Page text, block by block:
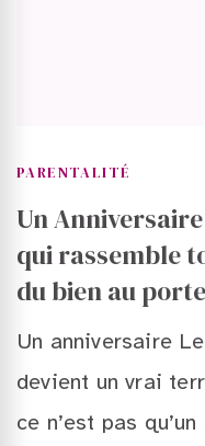
PARENTALITÉ
Un
qui rassemble
du bien au
Un anniversaire
devient un vrai
ce n’est pas